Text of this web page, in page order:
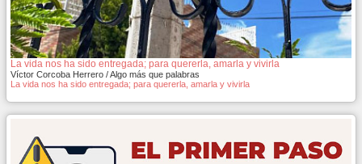
La vida nos ha sido entregada; para quererla, amarla y vivirla
Víctor Corcoba Herrero / Algo más que palabras
La vida nos ha sido entregada; para quererla, amarla y vivirla